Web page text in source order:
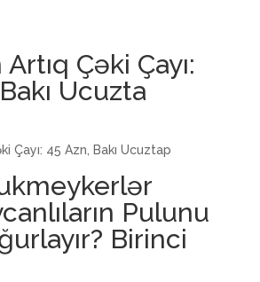
Çəki Çayı:
Ucuzta
Çayı: 45 Azn, Bakı Ucuztap
Pulunu
Birinci